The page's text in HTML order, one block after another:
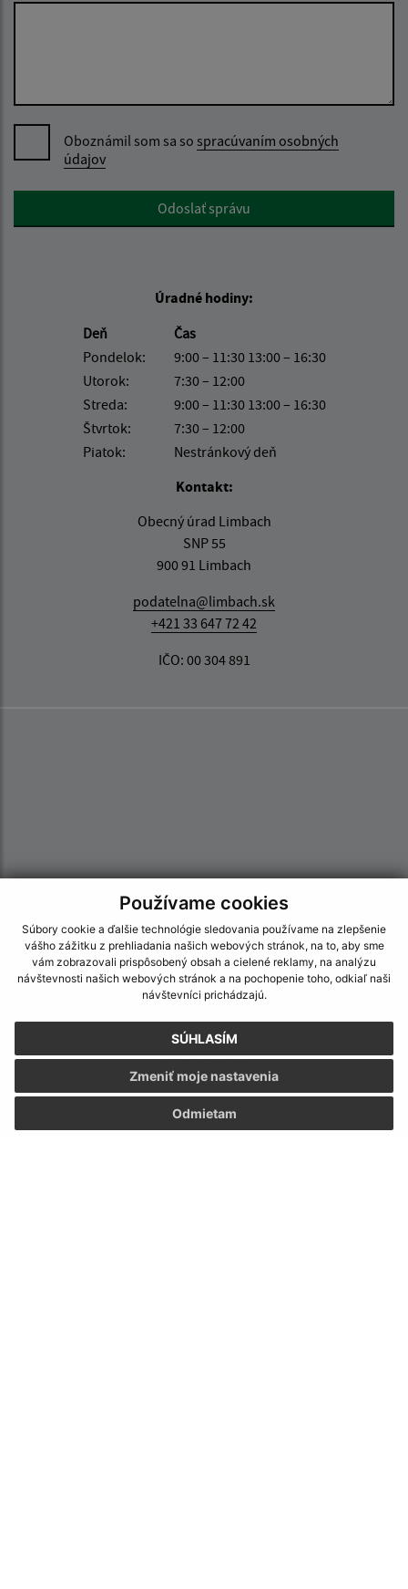
Používame cookies
Súbory cookie a ďalšie technológie sledovania používame na zlepšenie
vášho zážitku z prehliadania našich webových stránok, na to, aby sme
vám zobrazovali prispôsobený obsah a cielené reklamy, na analýzu
návštevnosti našich webových stránok a na pochopenie toho, odkiaľ naši
návštevníci prichádzajú.
SÚHLASÍM
Odmietam
Zmeniť moje nastavenia
Oboznámil som sa so spracúvaním osobných
údajov
Google reCaptcha ResponseOdoslať správu
Úradné hodiny:
Deň
Čas
Pondelok:
9:00 – 11:30 13:00 – 16:30
Utorok:
7:30 – 12:00
Streda:
9:00 – 11:30 13:00 – 16:30
Štvrtok:
7:30 – 12:00
Piatok:
Nestránkový deň
Kontakt:
Obecný úrad Limbach
SNP 55
900 91 Limbach
podatelna@limbach.sk
+421 33 647 72 42
IČO: 00 304 891
Informácie o stránke:
Vyhlásenie o prístupnosti
Autorské práva
Ochrana osobných údajov
Navigácia: